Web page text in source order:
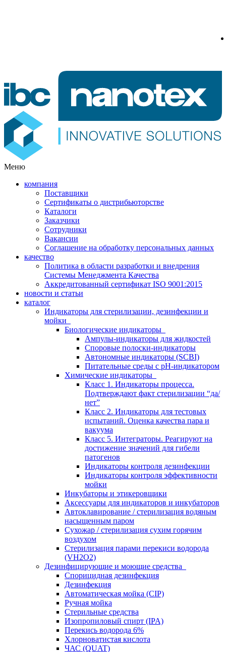
Меню
компания
Поставщики
Сертификаты о дистрибьюторстве
Каталоги
Заказчики
Сотрудники
Вакансии
Соглашение на обработку персональных данных
качество
Политика в области разработки и внедрения
Системы Менеджмента Качества
Аккредитованный сертификат ISO 9001:2015
новости и статьи
каталог
Индикаторы для стерилизации, дезинфекции и
мойки
Биологические индикаторы
Ампулы-индикаторы для жидкостей
Споровые полоски-индикаторы
Автономные индикаторы (SCBI)
Питательные среды с рН-индикатором
Химические индикаторы
Класс 1. Индикаторы процесса.
Подтверждают факт стерилизации “да/
нет”
Класс 2. Индикаторы для тестовых
испытаний. Оценка качества пара и
вакуума
Класс 5. Интеграторы. Реагируют на
достижение значений для гибели
патогенов
Индикаторы контроля дезинфекции
Индикаторы контроля эффективности
мойки
Инкубаторы и этикеровщики
Аксессуары для индикаторов и инкубаторов
Автоклавирование / стерилизация водяным
насыщенным паром
Сухожар / стерилизация сухим горячим
воздухом
Стерилизация парами перекиси водорода
(VH2O2)
Дезинфицирующие и моющие средства
Спорицидная дезинфекция
Дезинфекция
Автоматическая мойка (CIP)
Ручная мойка
Стерильные средства
Изопропиловый спирт (IPA)
Перекись водорода 6%
Хлорноватистая кислота
ЧАС (QUAT)